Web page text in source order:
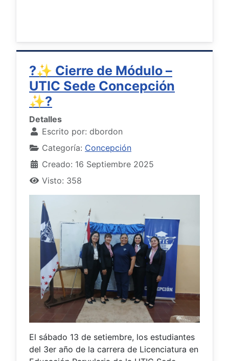
?✨ Cierre de Módulo –
UTIC Sede Concepción
✨?
Detalles
Escrito por: dbordon
Categoría: Concepción
Creado: 16 Septiembre 2025
Visto: 358
El sábado 13 de setiembre, los estudiantes
del 3er año de la carrera de Licenciatura en